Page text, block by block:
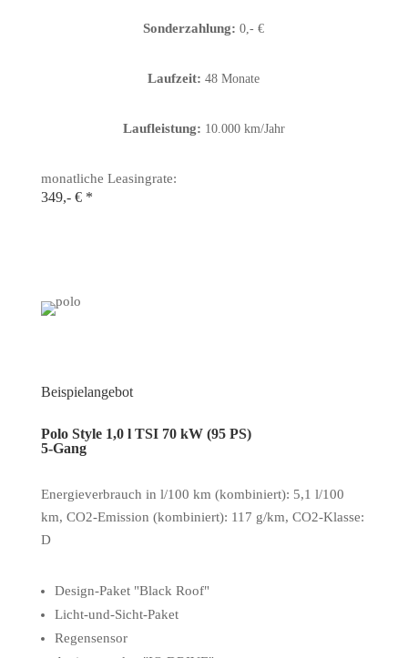
Sonderzahlung:0,- €
Laufzeit:48 Monate
Laufleistung: 10.000 km/Jahr
monatliche Leasingrate:
349,- € *
Beispielangebot
Polo Style 1,0 l TSI 70 kW (95 PS)
5-Gang
Energieverbrauch in l/100 km (kombiniert): 5,1 l/100
km, CO2-Emission (kombiniert): 117 g/km, CO2-Klasse:
D
Design-Paket "Black Roof"
Licht-und-Sicht-Paket
Regensensor